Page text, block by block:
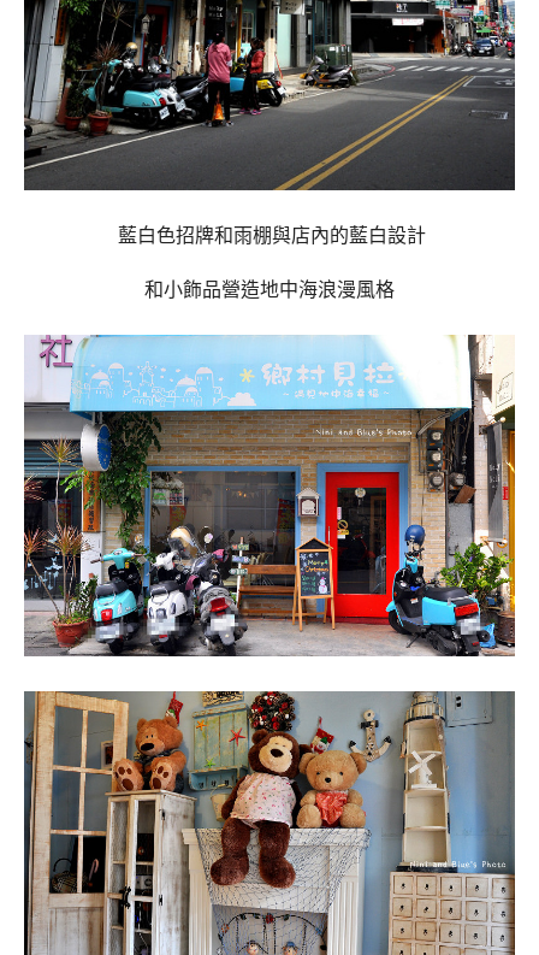
藍白色招牌和雨棚與店內的藍白設計
和小飾品營造地中海浪漫風格